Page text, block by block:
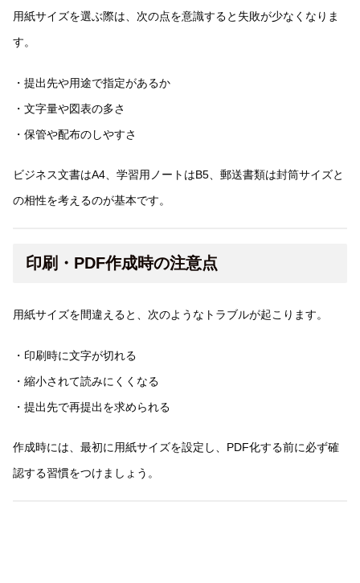
用紙サイズを選ぶ際は、次の点を意識すると失敗が少なくなりま
す。
・提出先や用途で指定があるか
・文字量や図表の多さ
・保管や配布のしやすさ
ビジネス文書はA4、学習用ノートはB5、郵送書類は封筒サイズと
の相性を考えるのが基本です。
印刷・PDF作成時の注意点
用紙サイズを間違えると、次のようなトラブルが起こります。
・印刷時に文字が切れる
・縮小されて読みにくくなる
・提出先で再提出を求められる
作成時には、最初に用紙サイズを設定し、PDF化する前に必ず確
認する習慣をつけましょう。